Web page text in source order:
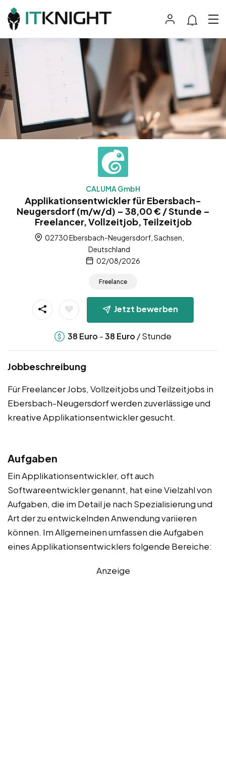
CALUMA GmbH
Applikationsentwickler für Ebersbach-
Neugersdorf (m/w/d) – 38,00 € / Stunde –
Freelancer, Vollzeitjob, Teilzeitjob
02730 Ebersbach-Neugersdorf, Sachsen,
Deutschland
02/08/2026
Freelance
Jetzt bewerben
38 Euro -38 Euro / Stunde
Jobbeschreibung
Für Freelancer Jobs, Vollzeitjobs und Teilzeitjobs in
Ebersbach-Neugersdorf werden zuverlässige und
kreative Applikationsentwickler gesucht.
Aufgaben
Ein Applikationsentwickler, oft auch
Softwareentwickler genannt, hat eine Vielzahl von
Aufgaben, die im Detail je nach Spezialisierung und
Art der zu entwickelnden Anwendung variieren
können. Im Allgemeinen umfassen die Aufgaben
eines Applikationsentwicklers folgende Bereiche:
Anzeige